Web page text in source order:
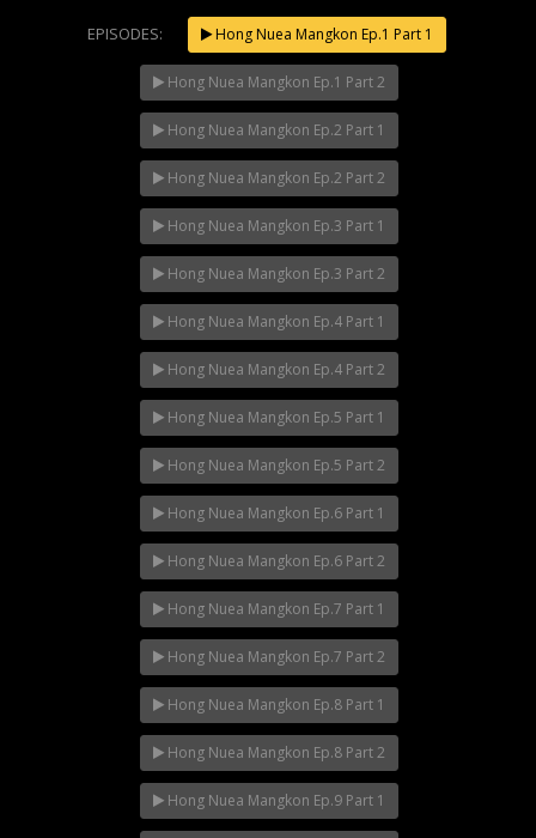
NOW PLAYING Mani Nakha Ep.14
EPISODES: Hong Nuea Mangkon Ep.1 Part 1
Hong Nuea Mangkon Ep.1 Part 2
Hong Nuea Mangkon Ep.2 Part 1
Hong Nuea Mangkon Ep.2 Part 2
Hong Nuea Mangkon Ep.3 Part 1
Hong Nuea Mangkon Ep.3 Part 2
Hong Nuea Mangkon Ep.4 Part 1
Hong Nuea Mangkon Ep.4 Part 2
Hong Nuea Mangkon Ep.5 Part 1
Hong Nuea Mangkon Ep.5 Part 2
Hong Nuea Mangkon Ep.6 Part 1
Hong Nuea Mangkon Ep.6 Part 2
Hong Nuea Mangkon Ep.7 Part 1
Hong Nuea Mangkon Ep.7 Part 2
Hong Nuea Mangkon Ep.8 Part 1
Hong Nuea Mangkon Ep.8 Part 2
Hong Nuea Mangkon Ep.9 Part 1